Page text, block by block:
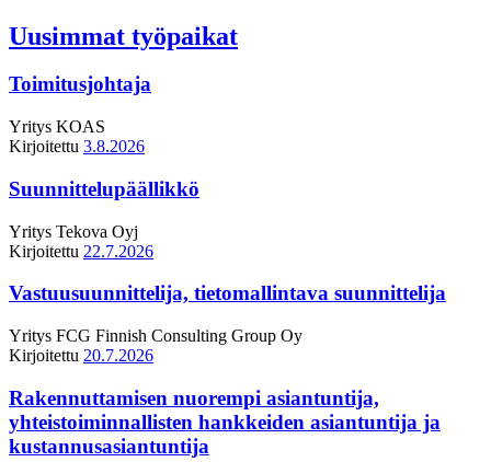
Uusimmat työpaikat
Toimitusjohtaja
Yritys KOAS
Kirjoitettu 3.8.2026
Suunnittelupäällikkö
Yritys Tekova Oyj
Kirjoitettu 22.7.2026
Vastuusuunnittelija, tietomallintava suunnittelija
Yritys FCG Finnish Consulting Group Oy
Kirjoitettu 20.7.2026
Rakennuttamisen nuorempi asiantuntija,
yhteistoiminnallisten hankkeiden asiantuntija ja
kustannusasiantuntija